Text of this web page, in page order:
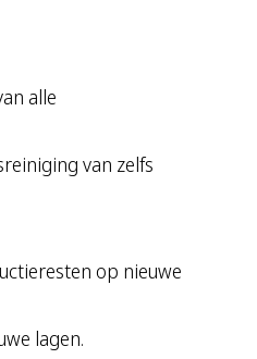
alle
van zelfs
op nieuwe
lagen.